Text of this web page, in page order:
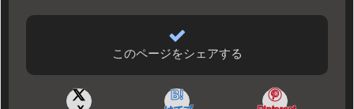
このページをシェアする